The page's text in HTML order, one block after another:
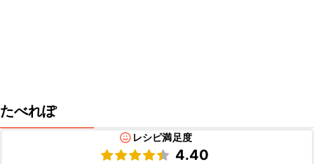
たべれぽ
レシピ満足度
4.40